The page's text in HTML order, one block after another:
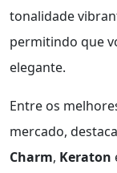
tonalidade
permitindo que
elegante.
Entre os
mercado,
Charm, Keraton